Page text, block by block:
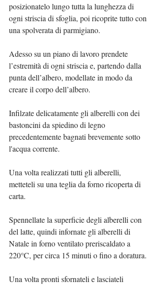
posizionatelo lungo tutta la lunghezza di
ogni striscia di sfoglia, poi ricoprite tutto con
una spolverata di parmigiano.
Adesso su un piano di lavoro prendete
l’estremità di ogni striscia e, partendo dalla
punta dell’albero, modellate in modo da
creare il corpo dell’albero.
Infilzate delicatamente gli alberelli con dei
bastoncini da spiedino di legno
precedentemente bagnati brevemente sotto
l'acqua corrente.
Una volta realizzati tutti gli alberelli,
metteteli su una teglia da forno ricoperta di
carta.
Spennellate la superficie degli alberelli con
del latte, quindi infornate gli alberelli di
Natale in forno ventilato preriscaldato a
220°C, per circa 15 minuti o fino a doratura.
Una volta pronti sfornateli e lasciateli